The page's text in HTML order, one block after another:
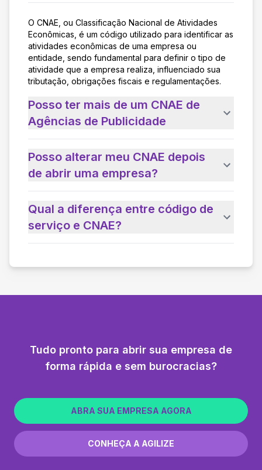
O CNAE, ou Classificação Nacional de Atividades
Econômicas, é um código utilizado para identificar as
atividades econômicas de uma empresa ou
entidade, sendo fundamental para definir o tipo de
atividade que a empresa realiza, influenciado sua
tributação, obrigações fiscais e regulamentações.
Posso ter mais de um CNAE de
Agências de Publicidade
Posso alterar meu CNAE depois
de abrir uma empresa?
Qual a diferença entre código de
serviço e CNAE?
Tudo pronto para abrir sua empresa de
forma rápida e sem burocracias?
ABRA SUA EMPRESA AGORA
CONHEÇA A AGILIZE